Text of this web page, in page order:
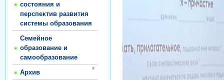
состояния и
перспектив развития
системы образования
Семейное
образование и
самообразование
Архив